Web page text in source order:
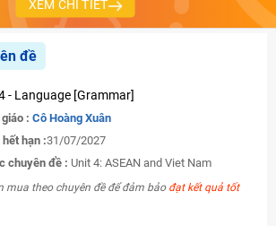
XEM CHI TIẾT
đề
- Language [Grammar]
: Cô Hoàng Xuân
hết hạn :31/07/2027
chuyên đề : Unit 4: ASEAN and Viet Nam
mua theo chuyên đề để đảm bảo đạt kết quả tốt